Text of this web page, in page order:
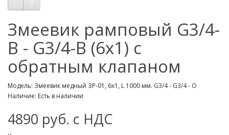
Змеевик рамповый G3/4-
B - G3/4-B (6х1) с
обратным клапаном
Модель: Змеевик медный ЗР-01, 6х1, L 1000 мм. G3/4 - G3/4 - О
Наличие: Есть в наличии
4890 руб. с НДС